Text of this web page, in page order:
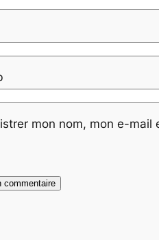
mon nom, mon e-